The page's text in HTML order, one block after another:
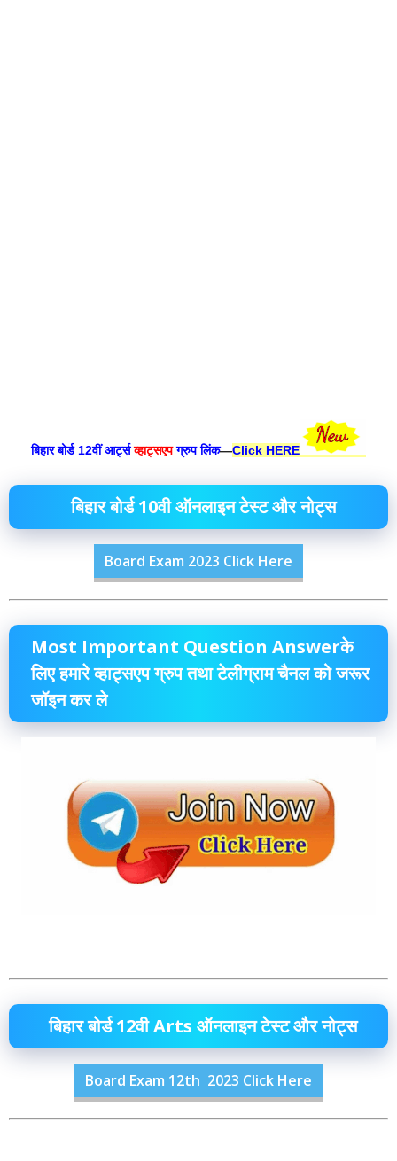
बिहार बोर्ड 12वीं आर्ट्सव्हाट्सएपग्रुप लिंक—Click HERE
बिहार बोर्ड 10वी ऑनलाइन टेस्ट और नोट्स
Board Exam 2023 Click Here
Most Important Question Answerके
लिए हमारे व्हाट्सएप ग्रुप तथा टेलीग्राम चैनल को जरूर
जॉइन कर ले
बिहार बोर्ड 12वी Arts ऑनलाइन टेस्ट और नोट्स
Board Exam 12th 2023 Click Here